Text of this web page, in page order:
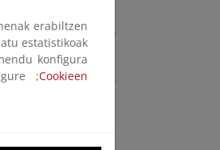
de este pato
en el proyecto
Marmaronetta
erabiltzen
estatistikoak
konfigura
gure ;Cookieen